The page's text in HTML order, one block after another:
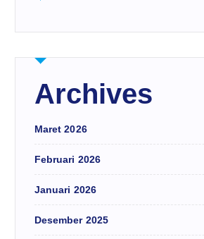
Archives
Maret 2026
Februari 2026
Januari 2026
Desember 2025